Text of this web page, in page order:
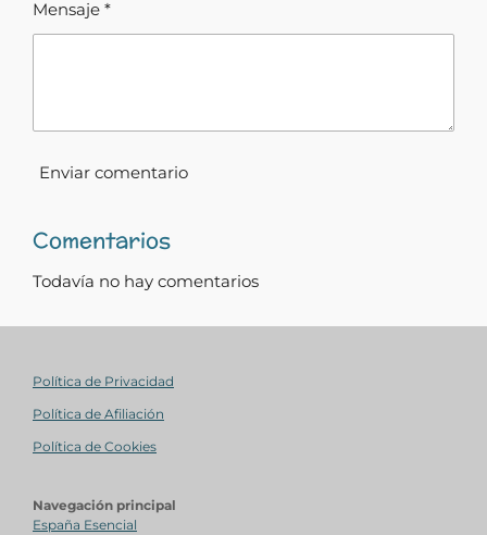
Mensaje *
Enviar comentario
Comentarios
Todavía no hay comentarios
Política de Privacidad
Política de Afiliación
Política de Cookies
Navegación principal
España Esencial